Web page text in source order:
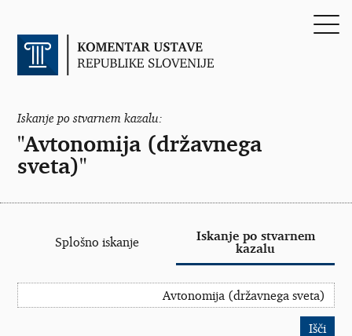
Iskanje po stvarnem kazalu:
"Avtonomija (državnega
sveta)"
Splošno iskanje
Iskanje po stvarnem
kazalu